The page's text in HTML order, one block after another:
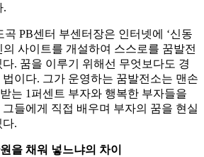
.
PB센터 부센터장은 인터넷에 ‘신동
의 사이트를 개설하여 스스로를 꿈발전
. 꿈을 이루기 위해선 무엇보다도 경
이다. 그가 운영하는 꿈발전소는 맨손
는 1퍼센트 부자와 행복한 부자들을
들에게 직접 배우며 부자의 꿈을 현실
다.
을 채워 넣느냐의 차이